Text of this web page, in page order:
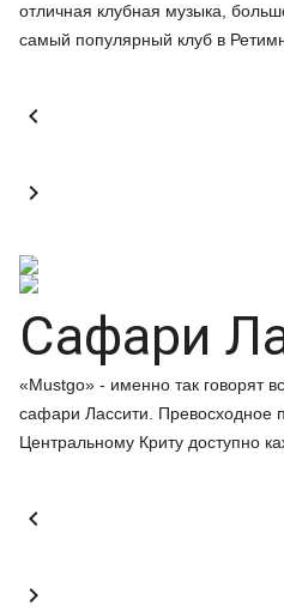
отличная клубная музыка,
самый популярный клуб в


Сафари
«Mustgo» - именно так говорят
сафари Лассити. Превосходное
Центральному Криту доступно

